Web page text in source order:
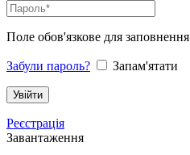
Поле обов'язкове для заповнення
Забули пароль? Запам'ятати
Реєстрація
Завантаження